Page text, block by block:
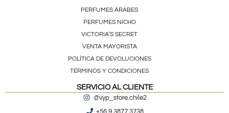
PERFUMES ÁRABES
PERFUMES NICHO
VICTORIA’S SECRET
VENTA MAYORISTA
POLÍTICA DE DEVOLUCIONES
TÉRMINOS Y CONDICIONES
SERVICIO AL CLIENTE
@vyp_store.chile2
+56 9 3877 3738